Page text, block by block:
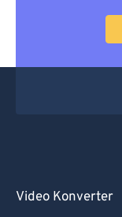
Video Konverter